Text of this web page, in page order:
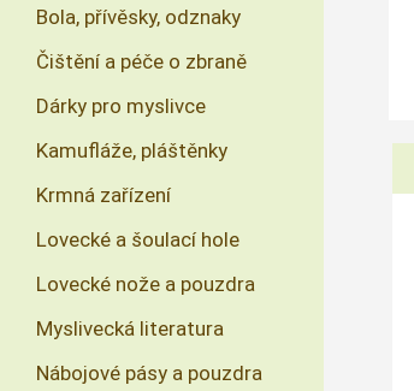
Bola, přívěsky, odznaky
Čištění a péče o zbraně
Dárky pro myslivce
Kamufláže, pláštěnky
Krmná zařízení
Lovecké a šoulací hole
Lovecké nože a pouzdra
Myslivecká literatura
Nábojové pásy a pouzdra